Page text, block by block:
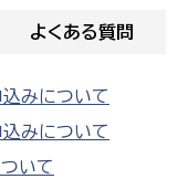
よくある質問
みについて
みについて
いて